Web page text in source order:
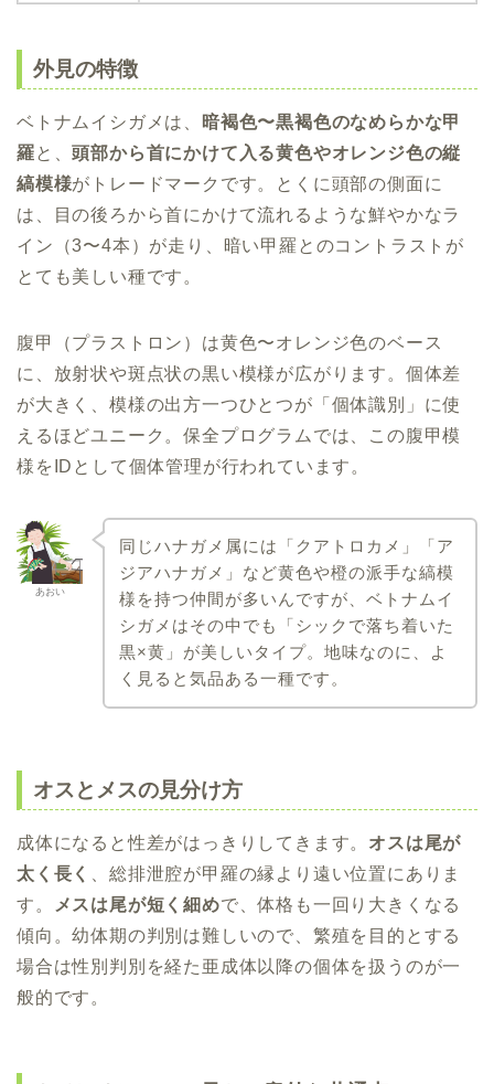
外見の特徴
ベトナムイシガメは、
暗褐色〜黒褐色のなめらかな甲
羅と、頭部から首にかけて入る黄色やオレンジ色の縦
縞模様がトレードマークです。とくに頭部の側面に
は、目の後ろから首にかけて流れるような鮮やかなラ
イン（3〜4本）が走り、暗い甲羅とのコントラストが
とても美しい種です。
腹甲（プラストロン）は黄色〜オレンジ色のベース
に、放射状や斑点状の黒い模様が広がります。個体差
が大きく、模様の出方一つひとつが「個体識別」に使
えるほどユニーク。保全プログラムでは、この腹甲模
様をIDとして個体管理が行われています。
あおい
同じハナガメ属には「クアトロカメ」「ア
ジアハナガメ」など黄色や橙の派手な縞模
様を持つ仲間が多いんですが、ベトナムイ
シガメはその中でも「シックで落ち着いた
黒×黄」が美しいタイプ。地味なのに、よ
く見ると気品ある一種です。
オスとメスの見分け方
成体になると性差がはっきりしてきます。 オスは尾が
太く長く
、総排泄腔が甲羅の縁より遠い位置にありま
す。
メスは尾が短く細めで、体格も一回り大きくなる
傾向。幼体期の判別は難しいので、繁殖を目的とする
場合は性別判別を経た亜成体以降の個体を扱うのが一
般的です。